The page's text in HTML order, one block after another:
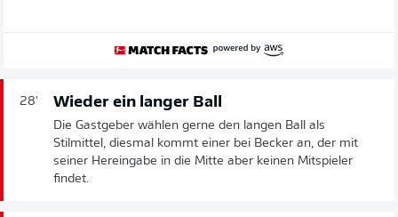
28' Wieder ein langer Ball
Die Gastgeber wählen gerne den langen Ball als
Stilmittel, diesmal kommt einer bei Becker an, der mit
seiner Hereingabe in die Mitte aber keinen Mitspieler
findet.